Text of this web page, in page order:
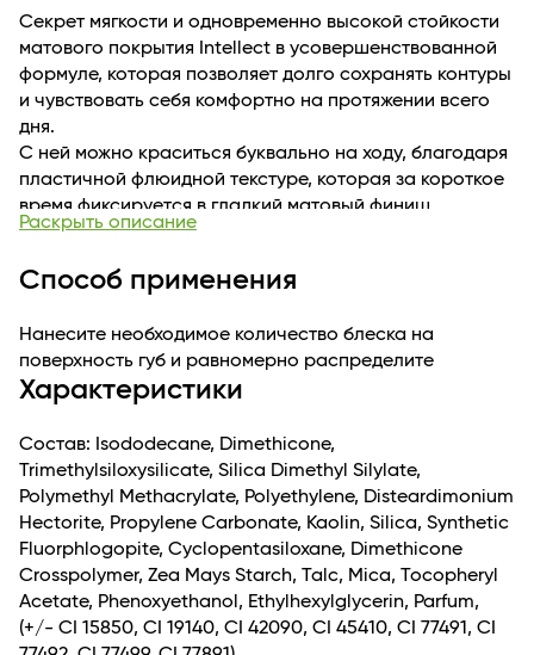
Секрет мягкости и одновременно высокой стойкости
матового покрытия Intellect в усовершенствованной
формуле, которая позволяет долго сохранять контуры
и чувствовать себя комфортно на протяжении всего
дня.
С ней можно краситься буквально на ходу, благодаря
пластичной флюидной текстуре, которая за короткое
время фиксируется в гладкий матовый финиш.
Пигментация позволяет получить максимум цвета с
Раскрыть описание
Способ применения
Нанесите необходимое количество блеска на
поверхность губ и равномерно распределите
Характеристики
Состав: Isododecane, Dimethicone,
Trimethylsiloxysilicate, Silica Dimethyl Silylate,
Polymethyl Methacrylate, Polyethylene, Disteardimonium
Hectorite, Propylene Carbonate, Kaolin, Silica, Synthetic
Fluorphlogopite, Cyclopentasiloxane, Dimethicone
Crosspolymer, Zea Mays Starch, Talc, Mica, Tocopheryl
Acetate, Phenoxyethanol, Ethylhexylglycerin, Parfum,
(+/- CI 15850, CI 19140, CI 42090, CI 45410, CI 77491, CI